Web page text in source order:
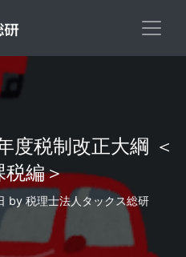
度税制改正大綱 ＜
税編＞
by 税理士法人タックス総研